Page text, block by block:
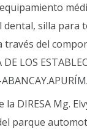
silla para
del
DE LOS
la DIRESA Mg.
parque